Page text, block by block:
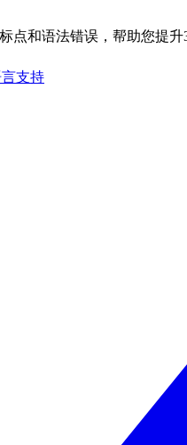
点和语法错误，帮助您提升
支持